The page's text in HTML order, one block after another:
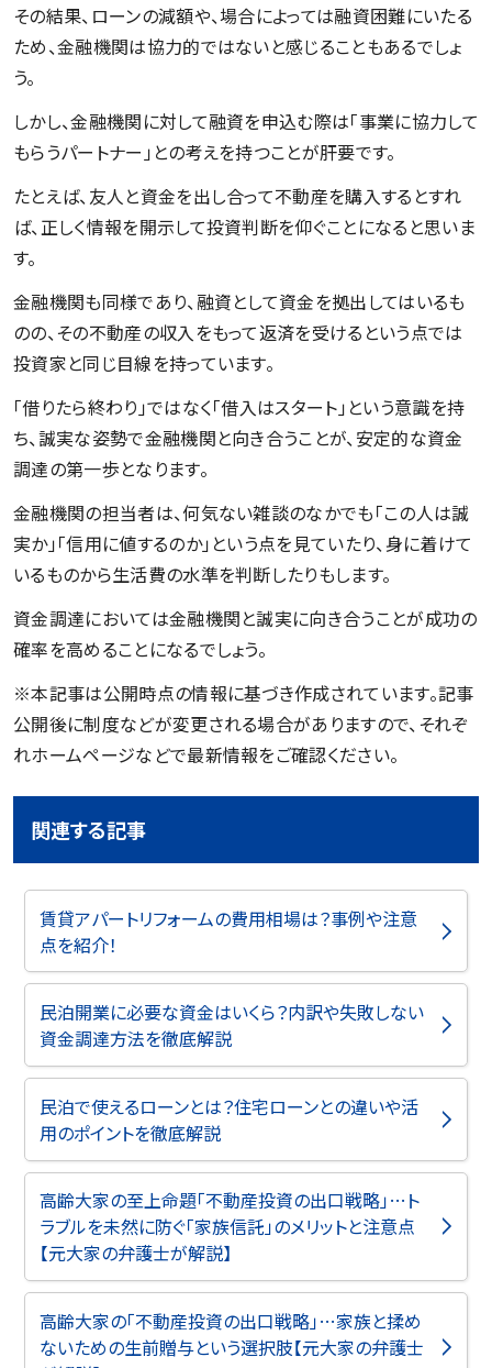
その結果、ローンの減額や、場合によっては融資困難にいたる
ため、金融機関は協力的ではないと感じることもあるでしょ
う。
しかし、金融機関に対して融資を申込む際は「事業に協力して
もらうパートナー」との考えを持つことが肝要です。
たとえば、友人と資金を出し合って不動産を購入するとすれ
ば、正しく情報を開示して投資判断を仰ぐことになると思いま
す。
金融機関も同様であり、融資として資金を拠出してはいるも
のの、その不動産の収入をもって返済を受けるという点では
投資家と同じ目線を持っています。
「借りたら終わり」ではなく「借入はスタート」という意識を持
ち、誠実な姿勢で金融機関と向き合うことが、安定的な資金
調達の第一歩となります。
金融機関の担当者は、何気ない雑談のなかでも「この人は誠
実か」「信用に値するのか」という点を見ていたり、身に着けて
いるものから生活費の水準を判断したりもします。
資金調達においては金融機関と誠実に向き合うことが成功の
確率を高めることになるでしょう。
※本記事は公開時点の情報に基づき作成されています。記事
公開後に制度などが変更される場合がありますので、それぞ
れホームページなどで最新情報をご確認ください。
関連する記事
賃貸アパートリフォームの費用相場は？事例や注意
点を紹介！
民泊開業に必要な資金はいくら？内訳や失敗しない
資金調達方法を徹底解説
民泊で使えるローンとは？住宅ローンとの違いや活
用のポイントを徹底解説
高齢大家の至上命題「不動産投資の出口戦略」…ト
ラブルを未然に防ぐ「家族信託」のメリットと注意点
【元大家の弁護士が解説】
高齢大家の「不動産投資の出口戦略」…家族と揉め
ないための生前贈与という選択肢【元大家の弁護士